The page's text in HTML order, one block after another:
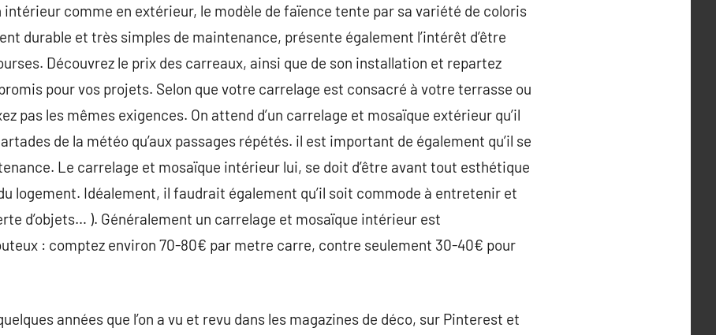
intérieur comme en extérieur, le modèle de faïence tente par sa variété de coloris
durable et très simples de maintenance, présente également l’intérêt d’être
Découvrez le prix des carreaux, ainsi que de son installation et repartez
pour vos projets. Selon que votre carrelage est consacré à votre terrasse ou
pas les mêmes exigences. On attend d’un carrelage et mosaïque extérieur qu’il
de la météo qu’aux passages répétés. il est important de également qu’il se
Le carrelage et mosaïque intérieur lui, se doit d’être avant tout esthétique
logement. Idéalement, il faudrait également qu’il soit commode à entretenir et
d’objets… ). Généralement un carrelage et mosaïque intérieur est
: comptez environ 70-80€ par metre carre, contre seulement 30-40€ pour
années que l’on a vu et revu dans les magazines de déco, sur Pinterest et